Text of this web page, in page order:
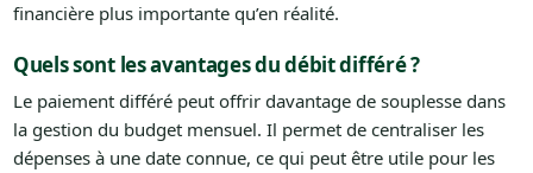
financière plus importante qu’en réalité.
Quels sont les avantages du débit différé ?
Le paiement différé peut offrir davantage de souplesse dans
la gestion du budget mensuel. Il permet de centraliser les
dépenses à une date connue, ce qui peut être utile pour les